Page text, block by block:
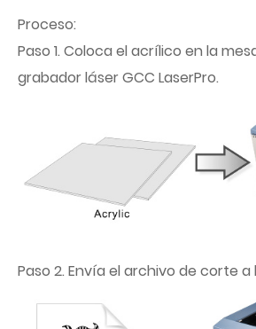
Proceso:
Paso 1. Coloca el acrílico en la
grabador láser GCC LaserPro.
Paso 2. Envía el archivo de corte a